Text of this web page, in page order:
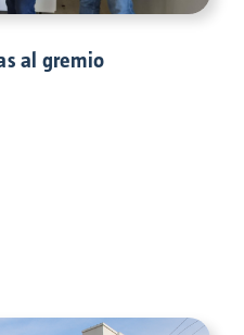
al gremio